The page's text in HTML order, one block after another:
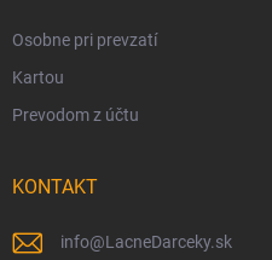
Osobne pri prevzatí
Kartou
Prevodom z účtu
KONTAKT
info@LacneDarceky.sk